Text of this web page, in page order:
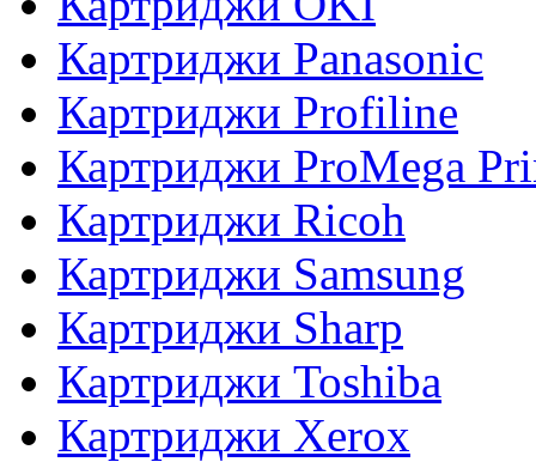
Картриджи Panasonic
Картриджи Profiline
Картриджи ProMega
Картриджи Ricoh
Картриджи Samsung
Картриджи Sharp
Картриджи Toshiba
Картриджи Xerox